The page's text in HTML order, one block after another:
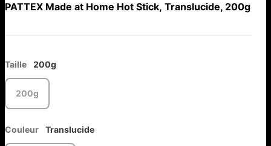
PATTEX Made at Home Hot Stick, Translucide, 200g
Taille 200g
200g
Couleur Translucide